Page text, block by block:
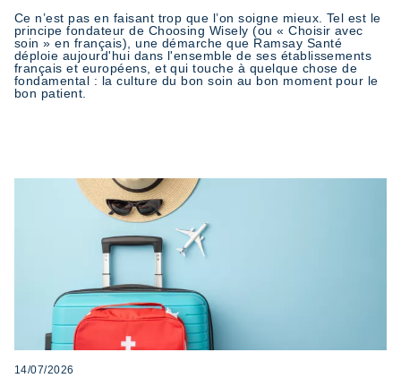
Ce n’est pas en faisant trop que l’on soigne mieux. Tel est le
principe fondateur de Choosing Wisely (ou « Choisir avec
soin » en français), une démarche que Ramsay Santé
déploie aujourd'hui dans l'ensemble de ses établissements
français et européens, et qui touche à quelque chose de
fondamental : la culture du bon soin au bon moment pour le
bon patient.
14/07/2026